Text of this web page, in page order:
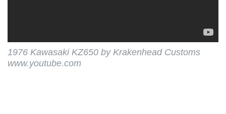
1976 Kawasaki KZ650 by Krakenhead Customs
www.youtube.com